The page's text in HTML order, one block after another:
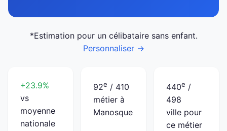
*Estimation pour un célibataire sans enfant.
Personnaliser →
+23.9%
vs
moyenne
nationale
92e / 410
métier à
Manosque
440e /
498
ville pour
ce métier